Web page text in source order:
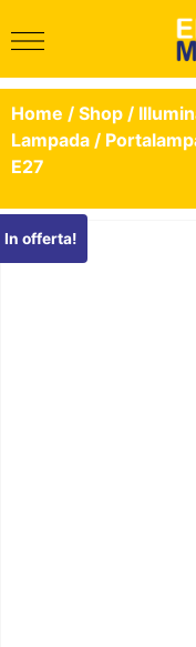
Home / Shop /
Lampada /
E27
In offerta!